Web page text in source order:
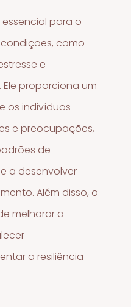
para o
como
e
proporciona um
os indivíduos
e preocupações,
de
a desenvolver
Além disso, o
melhorar a
a resiliência